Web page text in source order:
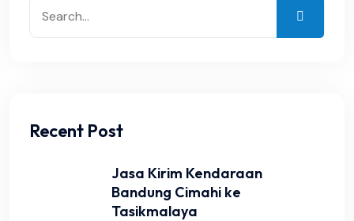
Recent Post
Jasa Kirim Kendaraan
Bandung Cimahi ke
Tasikmalaya